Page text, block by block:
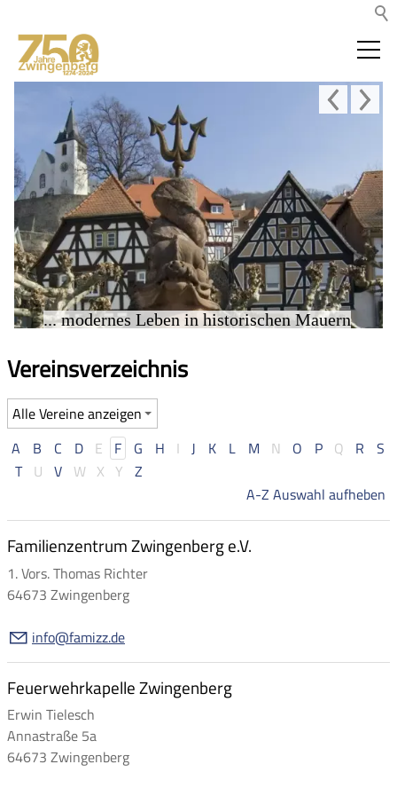
... modernes Leben in historischen Mauern
Vereinsverzeichnis
A B C D E F G H I J K L M N O P Q R
S
T U V W X Y Z
A-Z Auswahl aufheben
Familienzentrum Zwingenberg e.V.
1. Vors. Thomas Richter
64673 Zwingenberg
nf
f mzzd
Feuerwehrkapelle Zwingenberg
Erwin Tielesch
Annastraße 5a
64673 Zwingenberg